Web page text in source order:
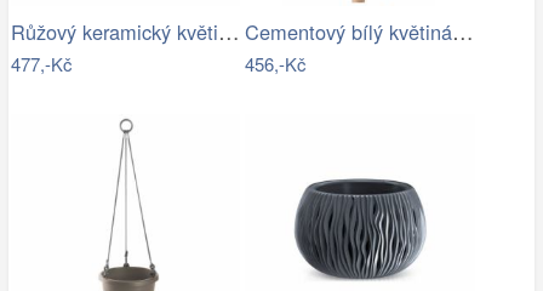
Růžový keramický květináč s popraskáním…
477,-Kč
Cementový bílý květináč na dřevěných…
456,-Kč